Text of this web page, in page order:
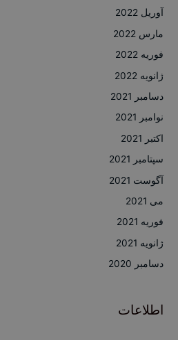
آوریل 2022
مارس 2022
فوریه 2022
ژانویه 2022
دسامبر 2021
نوامبر 2021
اکتبر 2021
سپتامبر 2021
آگوست 2021
می 2021
فوریه 2021
ژانویه 2021
دسامبر 2020
اطلاعات